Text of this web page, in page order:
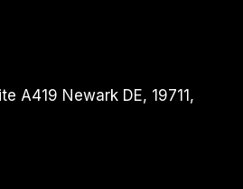
A419 Newark DE, 19711,